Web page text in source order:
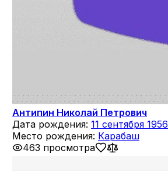
Антипин Николай Петрович
Дата рождения: 11 сентября 1956
Место рождения: Карабаш
463 просмотра